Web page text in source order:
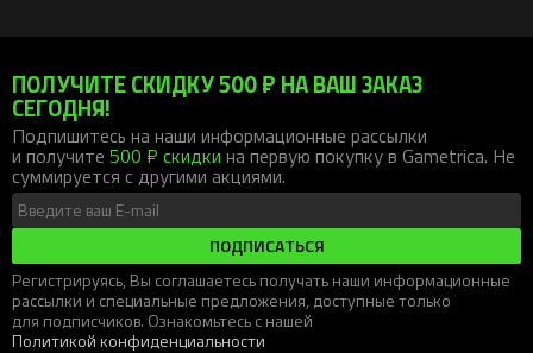
ПОЛУЧИТЕ СКИДКУ 500 ₽ НА ВАШ ЗАКАЗ
СЕГОДНЯ!
Подпишитесь на наши информационные рассылки
и получите 500 ₽ скидки на первую покупку в Gametrica. Не
суммируется с другими акциями.
ПОДПИСАТЬСЯ
Регистрируясь, Вы соглашаетесь получать наши информационные
рассылки и специальные предложения, доступные только
для подписчиков. Ознакомьтесь с нашей
Политикой конфиденциальности